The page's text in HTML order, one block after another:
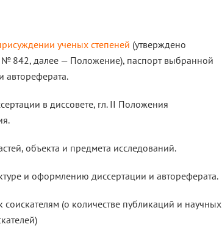
ученых степеней (утверждено
№ 842, далее — Положение), паспорт выбранной
автореферата.
в диссовете, гл. II Положения
объекта и предмета исследований.
и оформлению диссертации и автореферата.
(о количестве публикаций и научных